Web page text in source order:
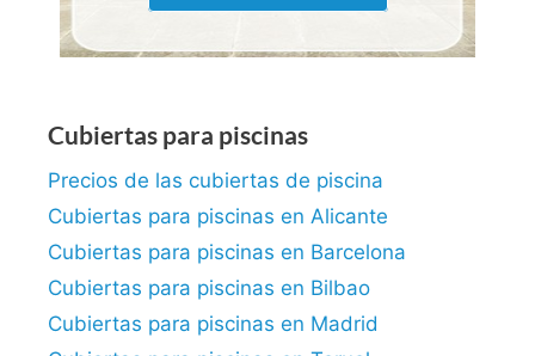
Cubiertas para piscinas
Precios de las cubiertas de piscina
Cubiertas para piscinas en Alicante
Cubiertas para piscinas en Barcelona
Cubiertas para piscinas en Bilbao
Cubiertas para piscinas en Madrid